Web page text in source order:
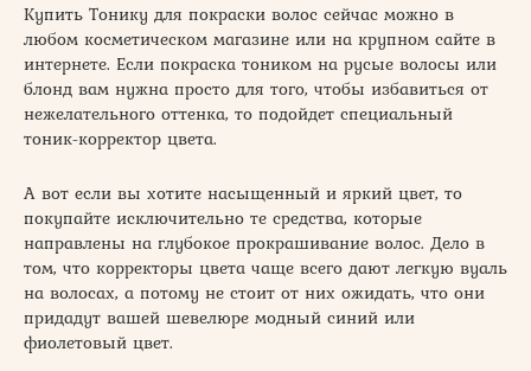
Купить Тонику для покраски волос сейчас можно в
любом косметическом магазине или на крупном сайте в
интернете. Если покраска тоником на русые волосы или
блонд вам нужна просто для того, чтобы избавиться от
нежелательного оттенка, то подойдет специальный
тоник-корректор цвета.
А вот если вы хотите насыщенный и яркий цвет, то
покупайте исключительно те средства, которые
направлены на глубокое прокрашивание волос. Дело в
том, что корректоры цвета чаще всего дают легкую вуаль
на волосах, а потому не стоит от них ожидать, что они
придадут вашей шевелюре модный синий или
фиолетовый цвет.